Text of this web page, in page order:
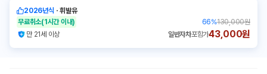
2026년식 ㆍ휘발유
무료취소(1시간 이내) 66%130,000원
만 21세 이상
일반자차포함가43,000원